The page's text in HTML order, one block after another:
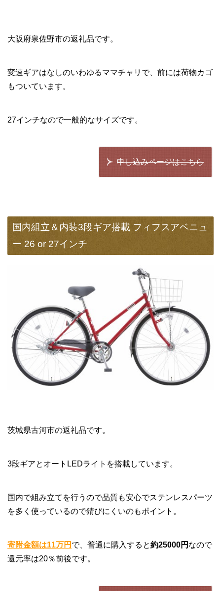
大阪府泉佐野市の返礼品です。
変速ギアはなしのいわゆるママチャリで、前には荷物カゴ
もついています。
27インチなので一般的なサイズです。
申し込みページはこちら
国内組立＆内装3段ギア搭載 フィフスアベニュ
ー 26 or 27インチ
茨城県古河市の返礼品です。
3段ギアとオートLEDライトを搭載しています。
国内で組み立てを行うので品質も安心でステンレスパーツ
を多く使っているので錆びにくいのもポイント。
寄附金額は11万円 で、普通に購入すると約25000円 なので
還元率は20％前後です。